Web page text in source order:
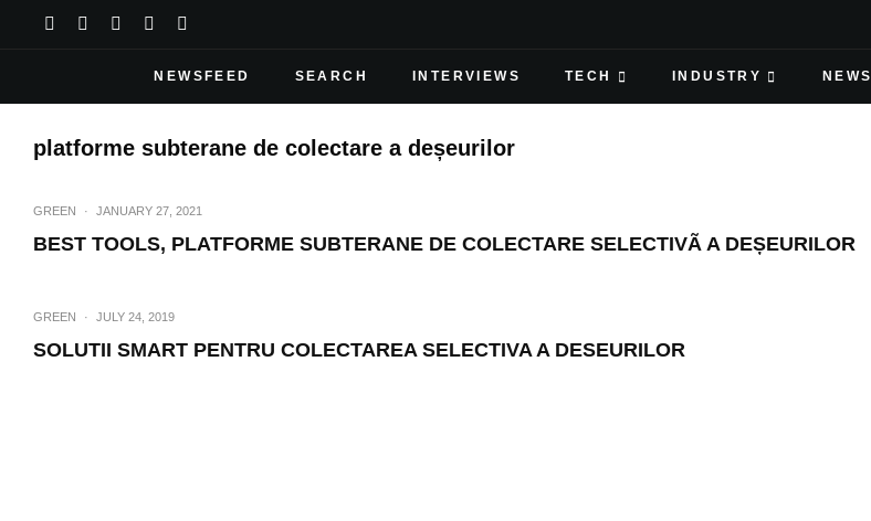
NEWSFEED SEARCH INTERVIEWS TECH INDUSTRY NEWS
platforme subterane de colectare a deșeurilor
GREEN · JANUARY 27, 2021
BEST TOOLS, PLATFORME SUBTERANE DE COLECTARE SELECTIVÃ A DEȘEURILOR
GREEN · JULY 24, 2019
SOLUTII SMART PENTRU COLECTAREA SELECTIVA A DESEURILOR